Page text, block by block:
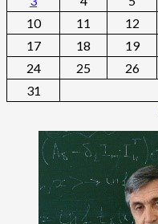
10
11 12
17
18 19
24
25 26
31